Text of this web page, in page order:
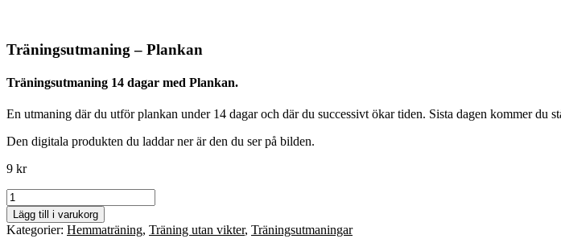
Träningsutmaning – Plankan
Träningsutmaning 14 dagar med Plankan.
En utmaning där du utför plankan under 14 dagar och där du successivt ökar tiden. Sista dagen kommer du
Den digitala produkten du laddar ner är den du ser på bilden.
9 kr
Träningsutmaning
-
Plankan
mängd
Lägg till i varukorg
Kategorier: Hemmaträning, Träning utan vikter, Träningsutmaningar